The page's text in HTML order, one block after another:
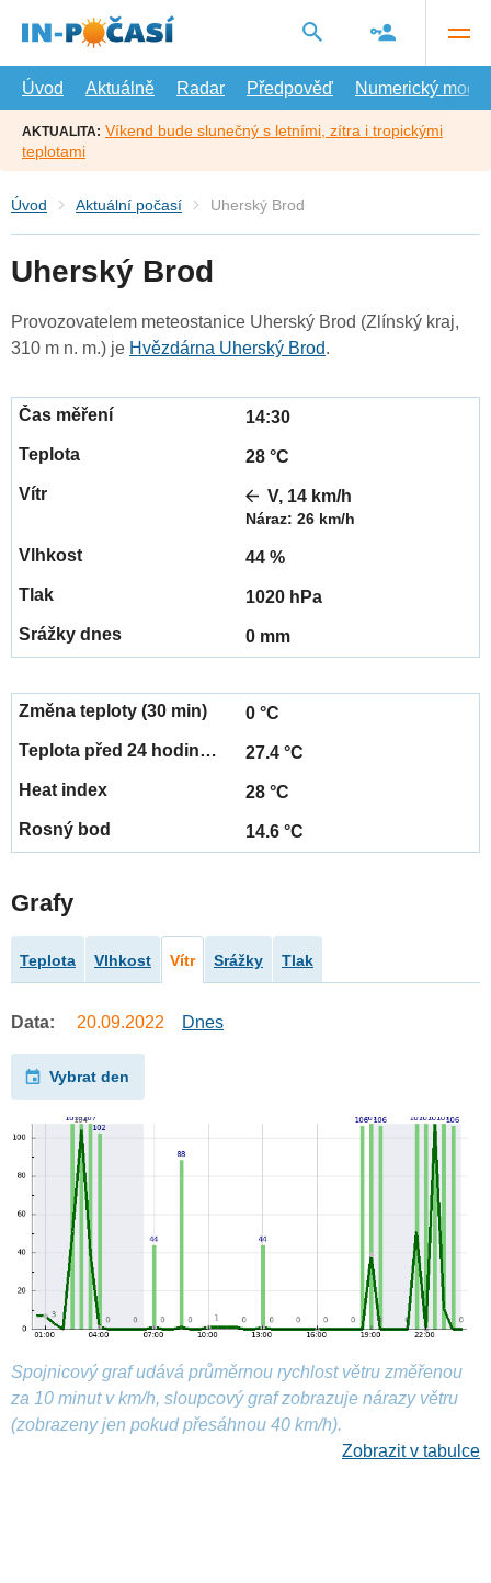
hlavní
Úvod
Aktuálně Radar Předpověď Numerický model
AKTUALITA: Víkend bude slunečný s letními, zítra i tropickými
teplotami
Úvod Aktuální počasí Uherský Brod
Uherský Brod
Provozovatelem meteostanice Uherský Brod (Zlínský kraj,
310 m n. m.) je Hvězdárna Uherský Brod.
14:30
28 °C
V, 14 km/h
Náraz: 26 km/h
44 %
1020 hPa
0 mm
0 °C
27.4 °C
28 °C
14.6 °C
Grafy
Teplota Vlhkost Vítr Srážky Tlak
Data: 20.09.2022 Dnes
Vybrat den
Spojnicový graf udává průměrnou rychlost větru změřenou
za 10 minut v km/h, sloupcový graf zobrazuje nárazy větru
(zobrazeny jen pokud přesáhnou 40 km/h).
Zobrazit v tabulce